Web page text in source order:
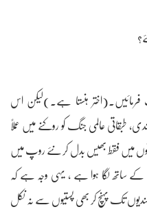
ہنستا ہے۔)لیکن اس
طبقاتی عالمی جنگ کو روکنے میں عملاً
میں فقط بھیس بدل کر نئے روپ میں
ساتھ لگا ہوا ہے ، یہی وجہ ہے کہ
بلندیوں تک پہنچ کر بھی پستیوں سے نہ نکل